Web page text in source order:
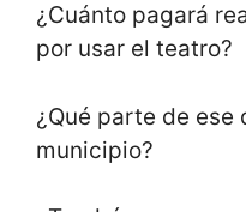
¿Cuánto pagará
por usar el teatro?
¿Qué parte de ese
municipio?